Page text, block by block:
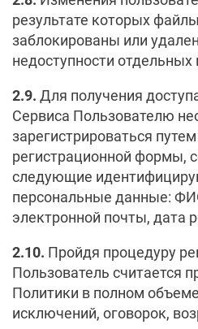
результате которых
заблокированы или
недоступности
2.9. Для получения
Сервиса Пользователю
зарегистрироваться
регистрационной формы,
следующие
персональные данные:
электронной почты, дата
2.10. Пройдя процедуру
Пользователь считается
Политики в полном
исключений, оговорок,